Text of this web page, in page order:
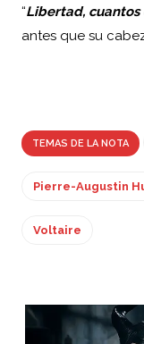
“Libertad,
antes que su
TEMAS DE LA NOTA
Pierre-Augustin
Voltaire